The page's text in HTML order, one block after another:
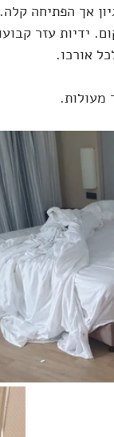
אך הפתיחה
ידיות עזר
אורכו.